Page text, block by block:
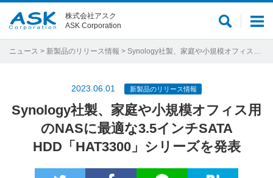
メ
ュ
サ
ト
株式会社アスク
ASK Corporation
ニュース > 新製品のリリース情報 > Synology社製、家庭や小規模オフィス用のNASに最適な3.5インチSATA HDD「HAT3300」シリーズを発表
2023.06.01 新製品のリリース情報
Synology社製、家庭や小規模オフィス用
のNASに最適な3.5インチSATA
HDD「HAT3300」シリーズを発表